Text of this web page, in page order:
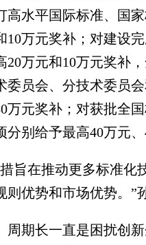
高水平国际标准、国
10万元奖补；对建设
20万元和10万元奖补
委员会、分技术委员
万元奖补；对获批全
别给予最高40万元、
在推动更多标准化
优势和市场优势。”
期长一直是困扰创新